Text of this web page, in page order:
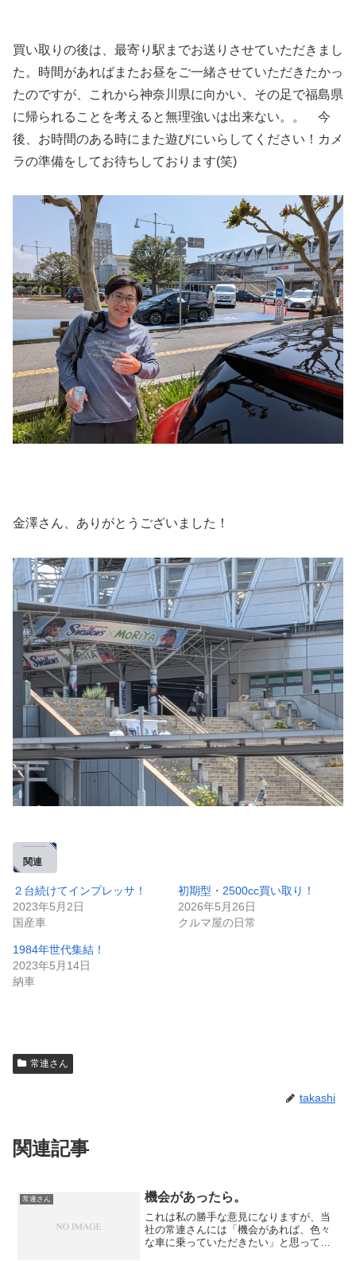
買い取りの後は、最寄り駅までお送りさせていただきまし
た。時間があればまたお昼をご一緒させていただきたかっ
たのですが、これから神奈川県に向かい、その足で福島県
に帰られることを考えると無理強いは出来ない。。 今
後、お時間のある時にまた遊びにいらしてください！カメ
ラの準備をしてお待ちしております(笑)
金澤さん、ありがとうございました！
関連
２台続けてインプレッサ！
2023年5月2日
国産車
初期型・2500cc買い取り！
2026年5月26日
クルマ屋の日常
1984年世代集結！
2023年5月14日
納車
常連さん
takashi
関連記事
常連さん 機会があったら。
これは私の勝手な意見になりますが、当
社の常連さんには「機会があれば、色々
な車に乗っていただきたい」と思ってお